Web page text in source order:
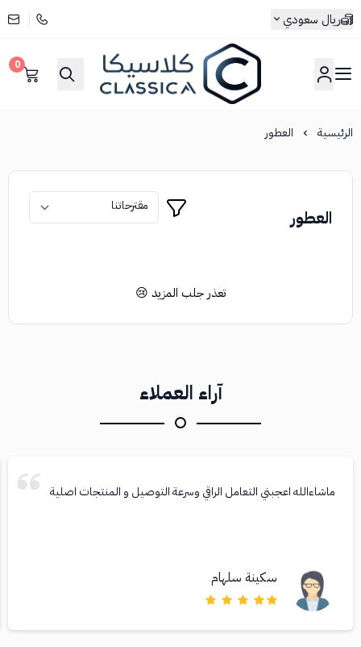
ريال سعودي
كلاسيكا
0
الرئيسية العطور
العطور
تعذر جلب المزيد 😢
آراء العملاء
ماشاءالله اعجبني التعامل الراقي وسرعة التوصيل و المنتجات اصلية
سكينة سلهام